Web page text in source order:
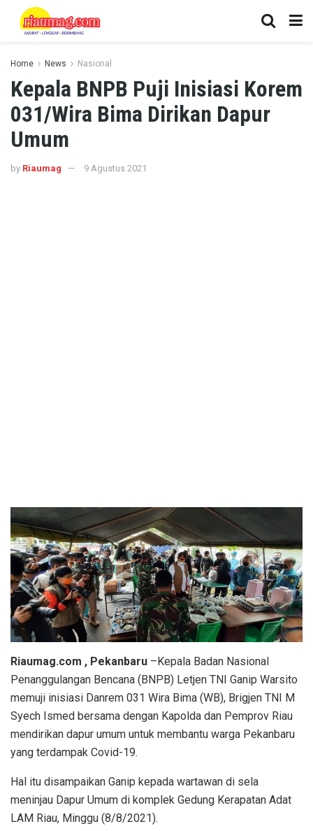
Home News Nasional
Kepala BNPB Puji Inisiasi Korem
031/Wira Bima Dirikan Dapur
Umum
by Riaumag 9 Agustus 2021
Riaumag.com , Pekanbaru –Kepala Badan Nasional
Penanggulangan Bencana (BNPB) Letjen TNI Ganip Warsito
memuji inisiasi Danrem 031 Wira Bima (WB), Brigjen TNI M
Syech Ismed bersama dengan Kapolda dan Pemprov Riau
mendirikan dapur umum untuk membantu warga Pekanbaru
yang terdampak Covid-19.
Hal itu disampaikan Ganip kepada wartawan di sela
meninjau Dapur Umum di komplek Gedung Kerapatan Adat
LAM Riau, Minggu (8/8/2021).